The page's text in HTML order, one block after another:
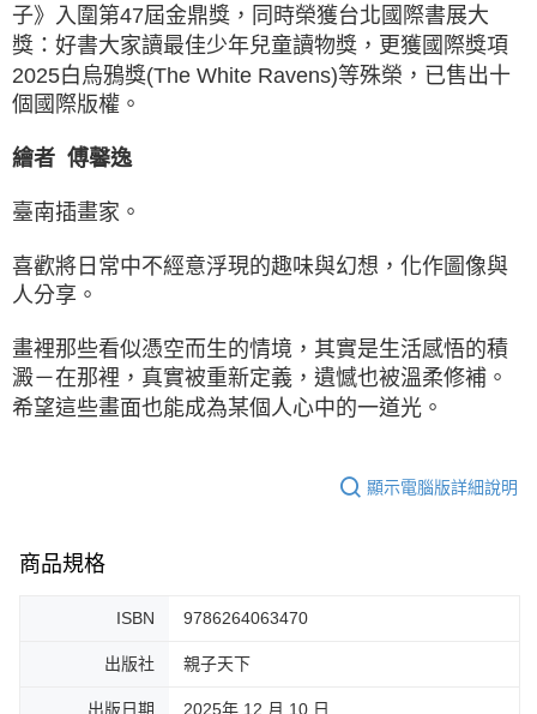
子》入圍第47屆金鼎獎，同時榮獲台北國際書展大
獎：好書大家讀最佳少年兒童讀物獎，更獲國際獎項
2025白烏鴉獎(The White Ravens)等殊榮，已售出十
個國際版權。
繪者 傅馨逸
臺南插畫家。
喜歡將日常中不經意浮現的趣味與幻想，化作圖像與
人分享。
畫裡那些看似憑空而生的情境，其實是生活感悟的積
澱－在那裡，真實被重新定義，遺憾也被溫柔修補。
希望這些畫面也能成為某個人心中的一道光。
顯示電腦版詳細說明
商品規格
ISBN 9786264063470
出版社 親子天下
出版日期 2025年 12 月 10 日